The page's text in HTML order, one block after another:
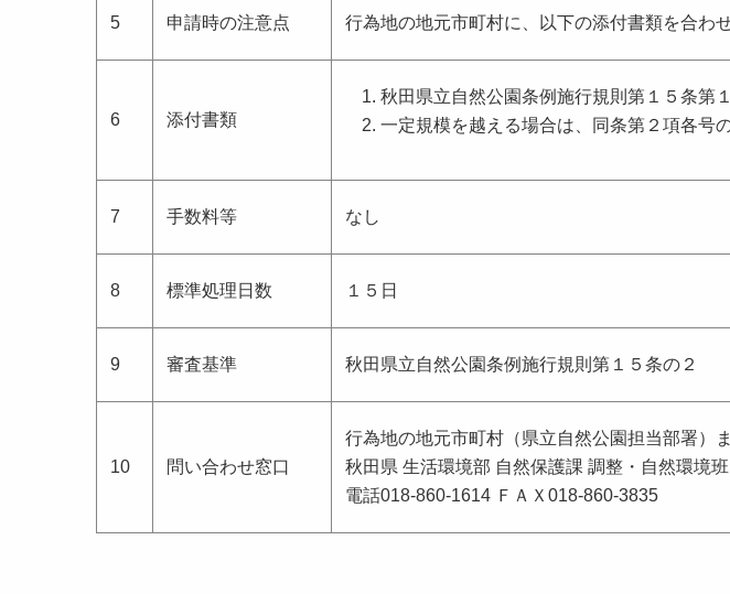
5 申請時の注意点 行為地の地元市町村に、以下の添付書類を合わ
6 添付書類
秋田県立自然公園条例施行規則第１５条第
一定規模を越える場合は、同条第２項各号
7 手数料等 なし
8 標準処理日数 １５日
9 審査基準 秋田県立自然公園条例施行規則第１５条の２
10 問い合わせ窓口
行為地の地元市町村（県立自然公園担当部署）
秋田県 生活環境部 自然保護課 調整・自然環境班
電話018-860-1614 ＦＡＸ018-860-3835